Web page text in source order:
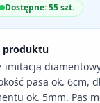
Dostępne: 55 szt.
produktu
imitacją
pasa ok. 6cm,
ok. 5mm. Pas